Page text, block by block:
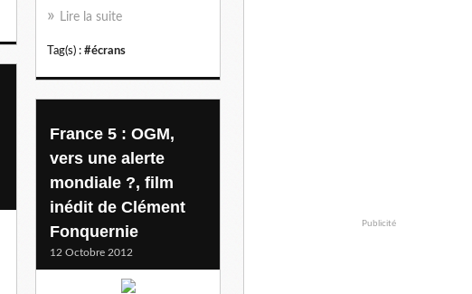
Lire la suite
Tag(s) : #écrans
France 5 : OGM,
vers une alerte
mondiale ?, film
inédit de Clément
Fonquernie
12 Octobre 2012
Publicité